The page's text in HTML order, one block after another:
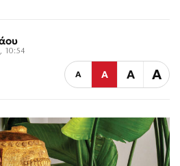
10:54
Α Α Α Α